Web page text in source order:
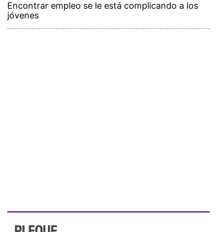
Encontrar empleo se le está complicando a los
jóvenes